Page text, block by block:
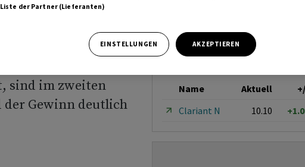
macht der
Wie bereits
sind im zweiten
der Gewinn deutlich
Name Aktuell
Clariant N
10.10
Liste der Partner (Lieferanten)
EINSTELLUNGEN AKZEPTIEREN